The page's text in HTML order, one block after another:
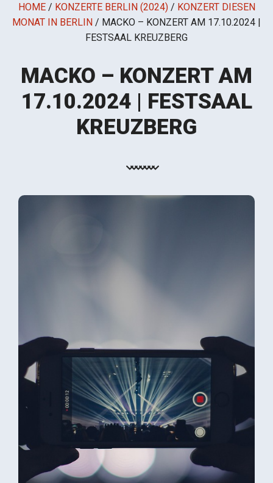
HOME / KONZERTE BERLIN (2024) / KONZERT DIESEN
MONAT IN BERLIN / MACKO – KONZERT AM 17.10.2024 |
FESTSAAL KREUZBERG
MACKO – KONZERT AM
17.10.2024 | FESTSAAL
KREUZBERG